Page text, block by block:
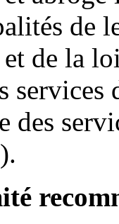
de
et de la
services
des